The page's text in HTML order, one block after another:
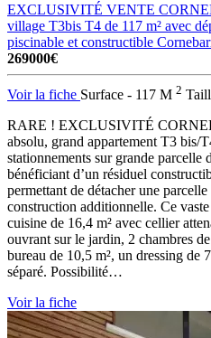
EXCLUSIVITÉ VENTE
village T3bis T4 de 117 m² avec
piscinable et constructible
269000€
Voir la fiche Surface - 117 M 2
RARE ! EXCLUSIVITÉ
absolu, grand appartement T3 bis/
stationnements sur grande parcelle
bénéficiant d’un résiduel
permettant de détacher une
construction additionnelle. Ce
cuisine de 16,4 m² avec cellier
ouvrant sur le jardin, 2 chambres
bureau de 10,5 m², un dressing de
séparé. Possibilité…
Voir la fiche